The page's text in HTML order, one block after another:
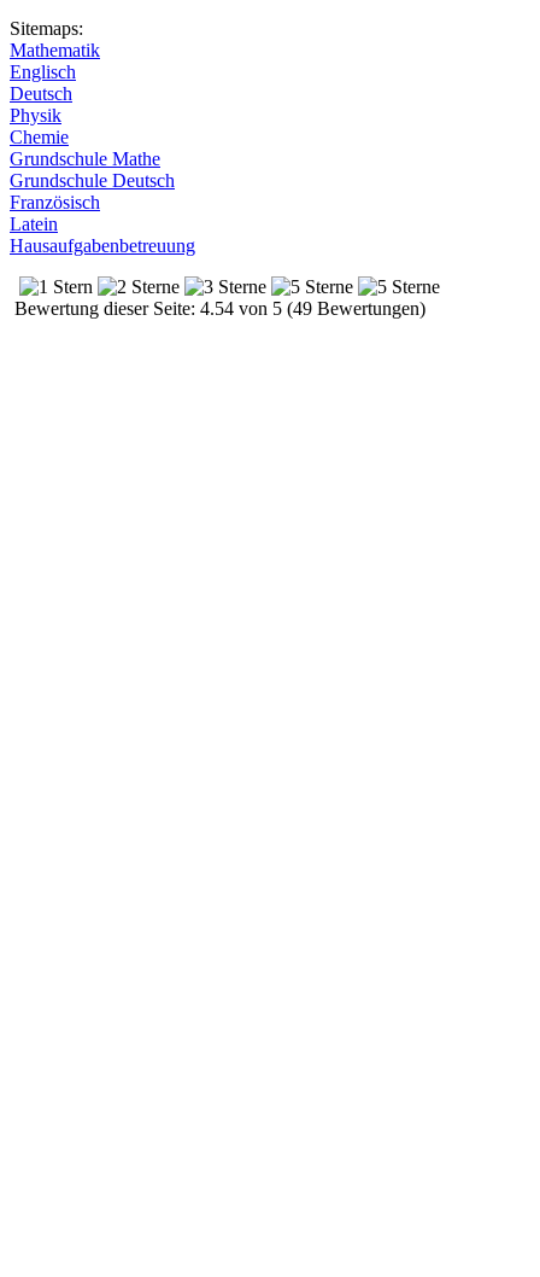
Sitemaps:
Mathematik
Englisch
Deutsch
Physik
Chemie
Grundschule Mathe
Grundschule Deutsch
Französisch
Latein
Hausaufgabenbetreuung
Bewertung dieser Seite: 4.54 von 5 (49 Bewertungen)